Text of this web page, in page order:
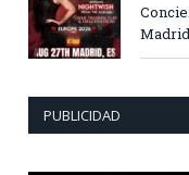
PUBLICIDAD